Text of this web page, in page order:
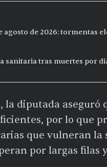
agosto de 2026: tormentas
sanitaria tras muertes por
diputada aseguró
por lo que
que vulneran la
por largas filas